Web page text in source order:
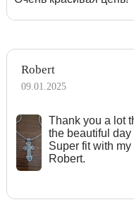
Robert
09.01.2025
Тhank you a lot
the beautiful
Super fit with
Robert.